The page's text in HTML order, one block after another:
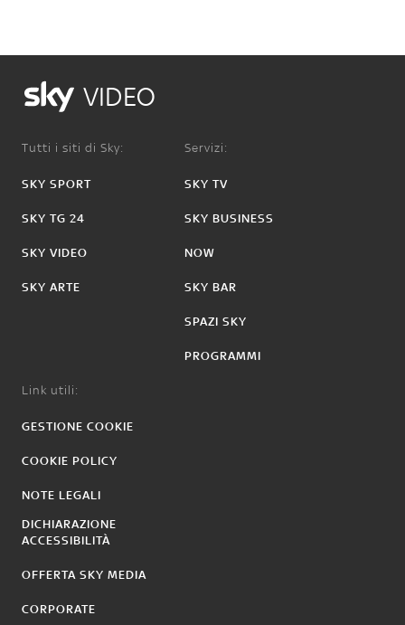
VIDEO
Tutti i siti di Sky:
SKY SPORT
SKY TG 24
SKY VIDEO
SKY ARTE
Servizi:
SKY TV
SKY BUSINESS
NOW
SKY BAR
SPAZI SKY
PROGRAMMI
Link utili:
GESTIONE COOKIE
COOKIE POLICY
NOTE LEGALI
DICHIARAZIONE
ACCESSIBILITÀ
OFFERTA SKY MEDIA
CORPORATE